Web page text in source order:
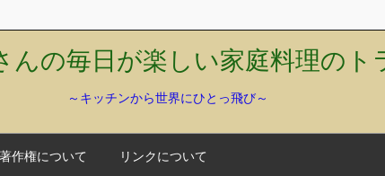
んの毎日が楽しい家庭料理のト
～キッチンから世界にひとっ飛び～
著作権について リンクについて